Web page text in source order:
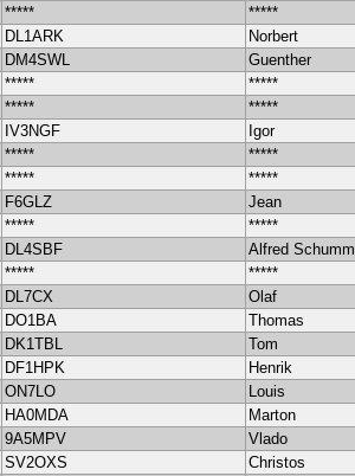
*****
*****
DL1ARK
Norbert
DM4SWL
Guenther
*****
*****
*****
*****
IV3NGF
Igor
*****
*****
*****
*****
F6GLZ
Jean
*****
*****
DL4SBF
Alfred Schumm
*****
*****
DL7CX
Olaf
DO1BA
Thomas
DK1TBL
Tom
DF1HPK
Henrik
ON7LO
Louis
HA0MDA
Marton
9A5MPV
Vlado
SV2OXS
Christos